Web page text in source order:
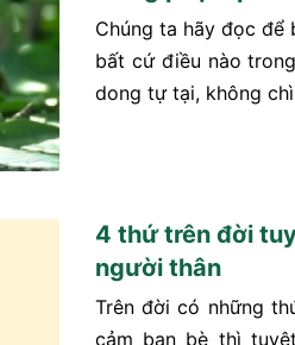
Chúng ta hãy đọc để
bất cứ điều nào
dong tự tại, không
4 thứ trên đời
người thân
Trên đời có những
cảm bạn bè thì